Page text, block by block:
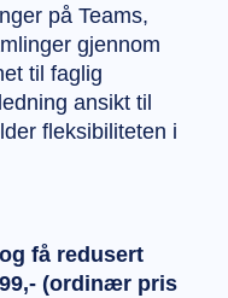
på Teams,
gjennom
til faglig
ansikt til
fleksibiliteten i
få redusert
(ordinær pris